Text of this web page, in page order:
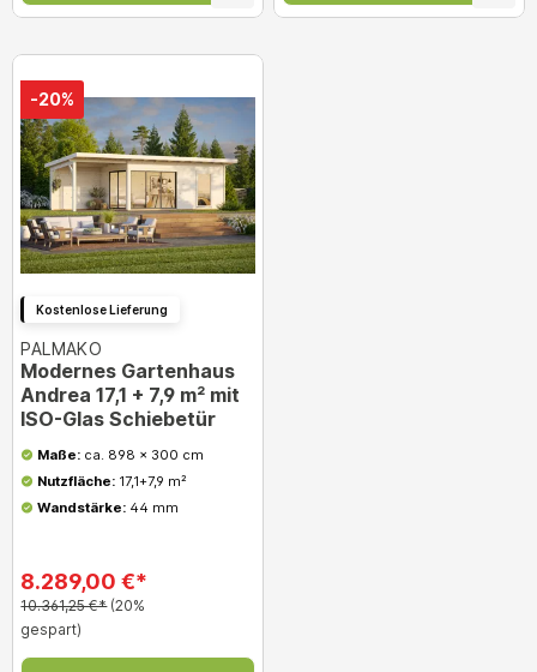
-20%
Kostenlose Lieferung
PALMAKO
Modernes Gartenhaus
Andrea 17,1 + 7,9 m² mit
ISO-Glas Schiebetür
Maße: ca. 898 x 300 cm
Nutzfläche:17,1+7,9 m²
Wandstärke: 44 mm
8.289,00 €*
10.361,25 €* (20%
gespart)